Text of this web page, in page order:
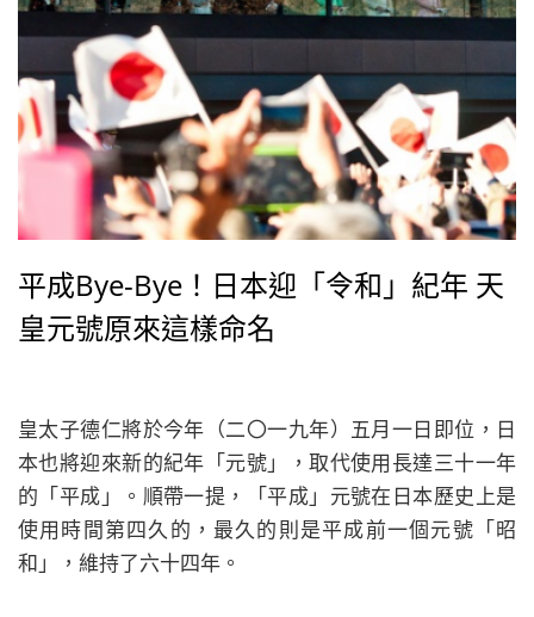
平成Bye-Bye！日本迎「令和」紀年 天
皇元號原來這樣命名
皇太子德仁將於今年（二〇一九年）五月一日即位，日
本也將迎來新的紀年「元號」，取代使用長達三十一年
的「平成」。順帶一提，「平成」元號在日本歷史上是
使用時間第四久的，最久的則是平成前一個元號「昭
和」，維持了六十四年。